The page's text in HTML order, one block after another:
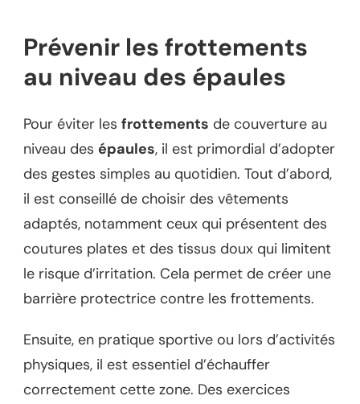
Prévenir les frottements
au niveau des épaules
Pour éviter les frottements de couverture au
niveau des épaules, il est primordial d’adopter
des gestes simples au quotidien. Tout d’abord,
il est conseillé de choisir des vêtements
adaptés, notamment ceux qui présentent des
coutures plates et des tissus doux qui limitent
le risque d’irritation. Cela permet de créer une
barrière protectrice contre les frottements.
Ensuite, en pratique sportive ou lors d’activités
physiques, il est essentiel d’échauffer
correctement cette zone. Des exercices